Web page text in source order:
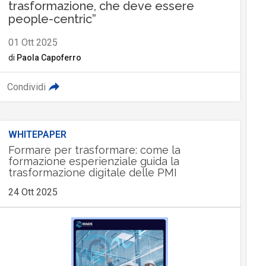
trasformazione, che deve essere
people-centric”
01 Ott 2025
di Paola Capoferro
Condividi
WHITEPAPER
Formare per trasformare: come la
formazione esperienziale guida la
trasformazione digitale delle PMI
24 Ott 2025